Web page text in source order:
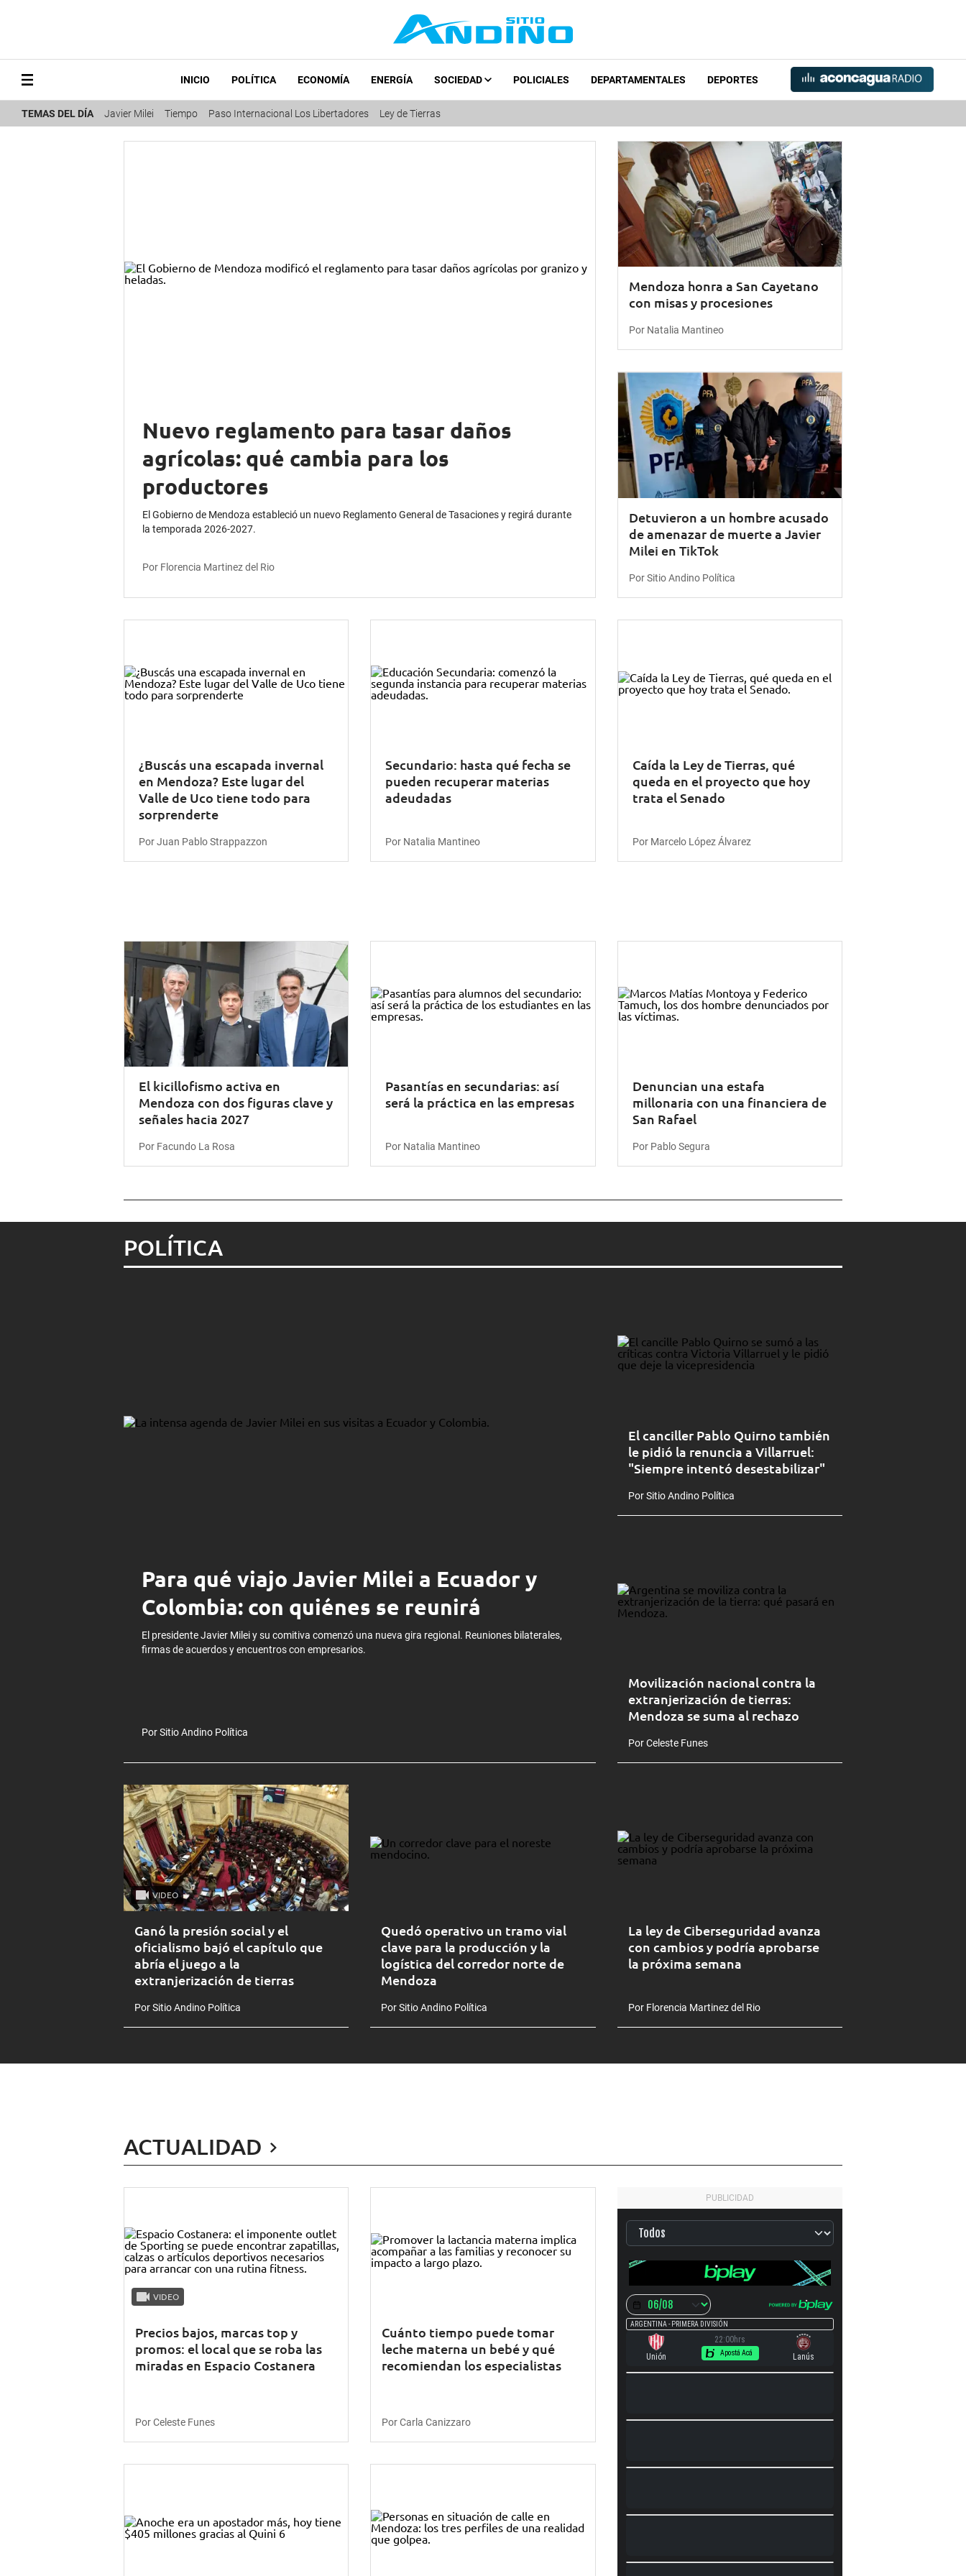
INICIO POLÍTICA ECONOMÍA ENERGÍA SOCIEDAD POLICIALES DEPARTAMENTALES DEPORTES
TEMAS DEL DÍA Javier Milei Tiempo Paso Internacional Los Libertadores Ley de Tierras
Nuevo reglamento para tasar daños
agrícolas: qué cambia para los
productores
El Gobierno de Mendoza estableció un nuevo Reglamento General de Tasaciones y regirá durante
la temporada 2026-2027.
Por Florencia Martinez del Rio
Mendoza honra a San Cayetano
con misas y procesiones
Por Natalia Mantineo
Detuvieron a un hombre acusado
de amenazar de muerte a Javier
Milei en TikTok
Por Sitio Andino Política
¿Buscás una escapada invernal
en Mendoza? Este lugar del
Valle de Uco tiene todo para
sorprenderte
Por Juan Pablo Strappazzon
Secundario: hasta qué fecha se
pueden recuperar materias
adeudadas
Por Natalia Mantineo
Caída la Ley de Tierras, qué
queda en el proyecto que hoy
trata el Senado
Por Marcelo López Álvarez
El kicillofismo activa en
Mendoza con dos figuras clave y
señales hacia 2027
Por Facundo La Rosa
Pasantías en secundarias: así
será la práctica en las empresas
Por Natalia Mantineo
Denuncian una estafa
millonaria con una financiera de
San Rafael
Por Pablo Segura
POLÍTICA
Para qué viajo Javier Milei a Ecuador y
Colombia: con quiénes se reunirá
El presidente Javier Milei y su comitiva comenzó una nueva gira regional. Reuniones bilaterales,
firmas de acuerdos y encuentros con empresarios.
Por Sitio Andino Política
El canciller Pablo Quirno también
le pidió la renuncia a Villarruel:
"Siempre intentó desestabilizar"
Por Sitio Andino Política
Movilización nacional contra la
extranjerización de tierras:
Mendoza se suma al rechazo
Por Celeste Funes
VIDEO
Ganó la presión social y el
oficialismo bajó el capítulo que
abría el juego a la
extranjerización de tierras
Por Sitio Andino Política
Quedó operativo un tramo vial
clave para la producción y la
logística del corredor norte de
Mendoza
Por Sitio Andino Política
La ley de Ciberseguridad avanza
con cambios y podría aprobarse
la próxima semana
Por Florencia Martinez del Rio
ACTUALIDAD
VIDEO
Precios bajos, marcas top y
promos: el local que se roba las
miradas en Espacio Costanera
Por Celeste Funes
Cuánto tiempo puede tomar
leche materna un bebé y qué
recomiendan los especialistas
Por Carla Canizzaro